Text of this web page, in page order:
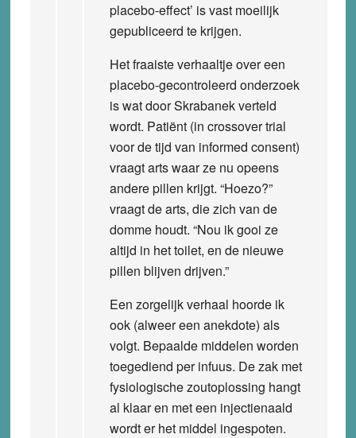
placebo-effect’ is vast moeilijk
gepubliceerd te krijgen.
Het fraaiste verhaaltje over een
placebo-gecontroleerd onderzoek
is wat door Skrabanek verteld
wordt. Patiënt (in crossover trial
voor de tijd van informed consent)
vraagt arts waar ze nu opeens
andere pillen krijgt. “Hoezo?”
vraagt de arts, die zich van de
domme houdt. “Nou ik gooi ze
altijd in het toilet, en de nieuwe
pillen blijven drijven.”
Een zorgelijk verhaal hoorde ik
ook (alweer een anekdote) als
volgt. Bepaalde middelen worden
toegediend per infuus. De zak met
fysiologische zoutoplossing hangt
al klaar en met een injectienaald
wordt er het middel ingespoten.